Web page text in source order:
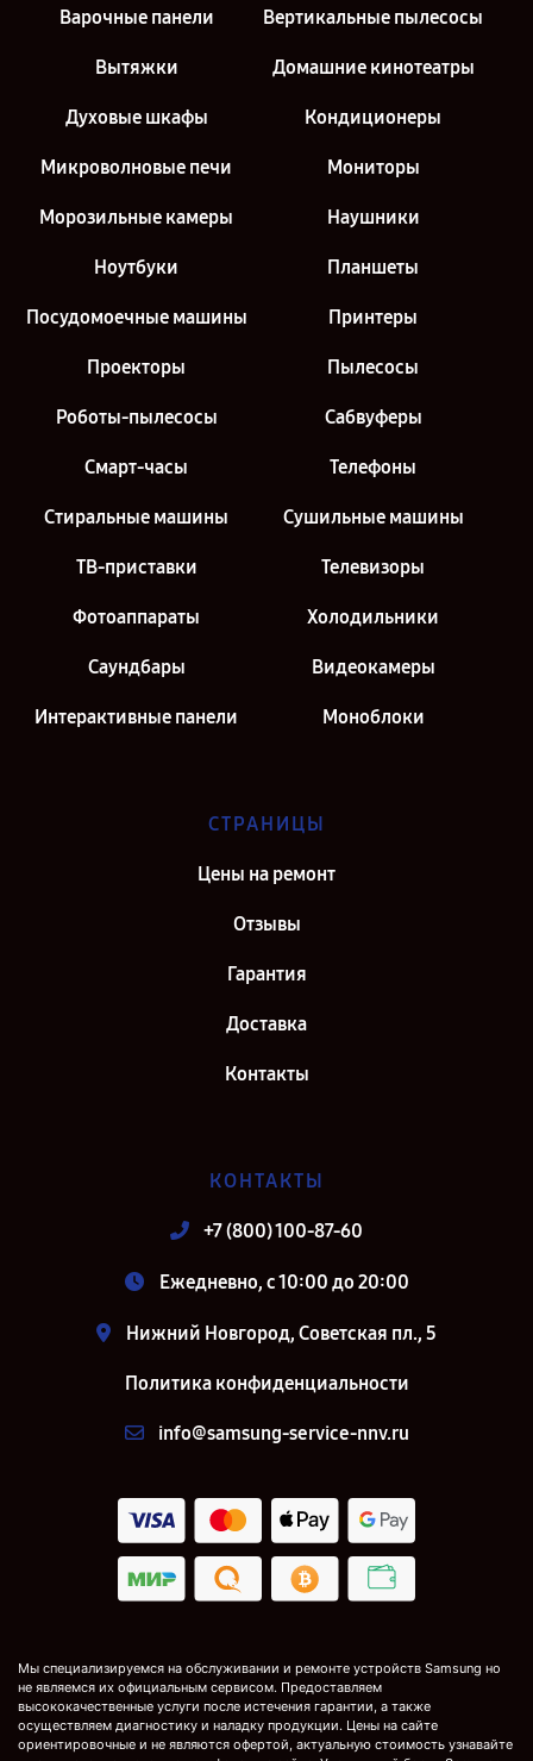
Варочные панели Вертикальные пылесосы
Вытяжки Домашние кинотеатры
Духовые шкафы Кондиционеры
Микроволновые печи Мониторы
Морозильные камеры Наушники
Ноутбуки Планшеты
Посудомоечные машины Принтеры
Проекторы Пылесосы
Роботы-пылесосы Сабвуферы
Смарт-часы Телефоны
Стиральные машины Сушильные машины
ТВ-приставки Телевизоры
Фотоаппараты Холодильники
Саундбары Видеокамеры
Интерактивные панели Моноблоки
СТРАНИЦЫ
Цены на ремонт
Отзывы
Гарантия
Доставка
Контакты
КОНТАКТЫ
+7 (800) 100-87-60
Ежедневно, с 10:00 до 20:00
Нижний Новгород, Советская пл., 5
Политика конфиденциальности
info@samsung-service-nnv.ru
Мы специализируемся на обслуживании и ремонте устройств Samsung но
не являемся их официальным сервисом. Предоставляем
высококачественные услуги после истечения гарантии, а также
осуществляем диагностику и наладку продукции. Цены на сайте
ориентировочные и не являются офертой, актуальную стоимость узнавайте